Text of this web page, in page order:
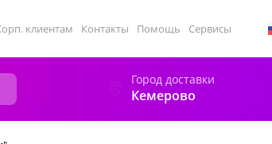
клиентам Контакты Помощь Сервисы
Город доставки
Кемерово